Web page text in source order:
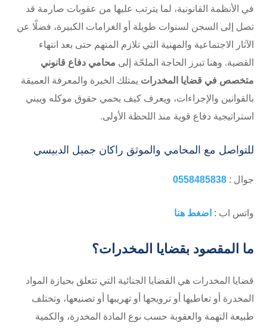
في الأنظمة القانونية، لما يترتب عليها من عقوبات صارمة قد
تصل إلى السجن لسنوات طويلة أو الغرامات الكبيرة، فضلًا عن
الآثار الاجتماعية والمهنية التي تلازم المتهم حتى بعد انتهاء
القضية. وهنا تبرز الحاجة الملحّة إلى محامي دفاع قانوني
متخصص في قضايا المخدرات يمتلك الخبرة والمعرفة العميقة
بالقوانين والإجراءات، ويعرف كيف يحمي حقوق موكله ويبني
استراتيجية دفاع قوية منذ اللحظة الأولى.
للتواصل مع المحامي والموثق راكان جميل الدبيسي
جوال :0558485838
واتس اب : اضغط هنا
ما المقصود بقضايا المخدرات؟
قضايا المخدرات هي القضايا الجنائية التي تتعلق بحيازة المواد
المخدرة أو تعاطيها أو ترويجها أو تهريبها أو تصنيعها، وتختلف
طبيعة التهمة والعقوبة حسب نوع المادة المخدرة، والكمية